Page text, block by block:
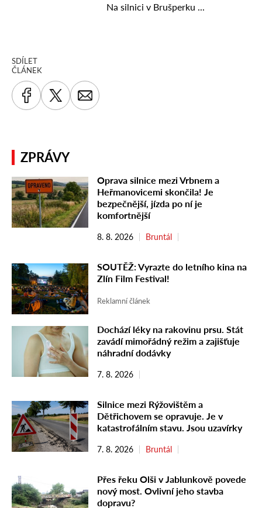
SDÍLET
ČLÁNEK
ZPRÁVY
Oprava silnice mezi Vrbnem a
Heřmanovicemi skončila! Je
bezpečnější, jízda po ní je
komfortnější
8. 8. 2026 Bruntál
SOUTĚŽ: Vyrazte do letního kina na
Zlín Film Festival!
Reklamní článek
Dochází léky na rakovinu prsu. Stát
zavádí mimořádný režim a zajišťuje
náhradní dodávky
7. 8. 2026
Silnice mezi Rýžovištěm a
Dětřichovem se opravuje. Je v
katastrofálním stavu. Jsou uzavírky
7. 8. 2026 Bruntál
Přes řeku Olši v Jablunkově povede
nový most. Ovlivní jeho stavba
dopravu?